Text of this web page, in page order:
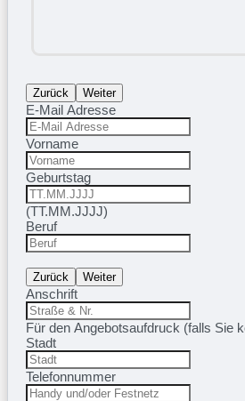
Zurück Weiter
E-Mail Adresse
Vorname
Geburtstag
(TT.MM.JJJJ)
Beruf
Zurück Weiter
Anschrift
Für den Angebotsaufdruck (falls Sie
Stadt
Telefonnummer